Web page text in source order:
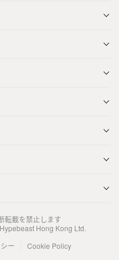
転載を禁止します
Hong Kong Ltd.
ー
Cookie Policy